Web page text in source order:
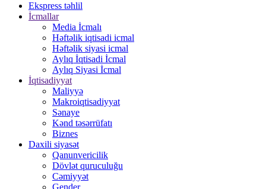
Ekspress təhlil
İcmallar
Media İcmalı
Həftəlik iqtisadi icmal
Həftəlik siyasi icmal
Aylıq İqtisadi İcmal
Aylıq Siyasi İcmal
İqtisadiyyat
Maliyyə
Makroiqtisadiyyat
Sənaye
Kənd təsərrüfatı
Biznes
Daxili siyasət
Qanunvericilik
Dövlət quruculuğu
Cəmiyyət
Gender